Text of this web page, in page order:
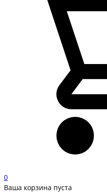
0
Ваша корзина пуста